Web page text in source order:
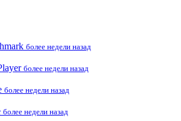
более недели назад
более недели назад
более недели назад
более недели назад